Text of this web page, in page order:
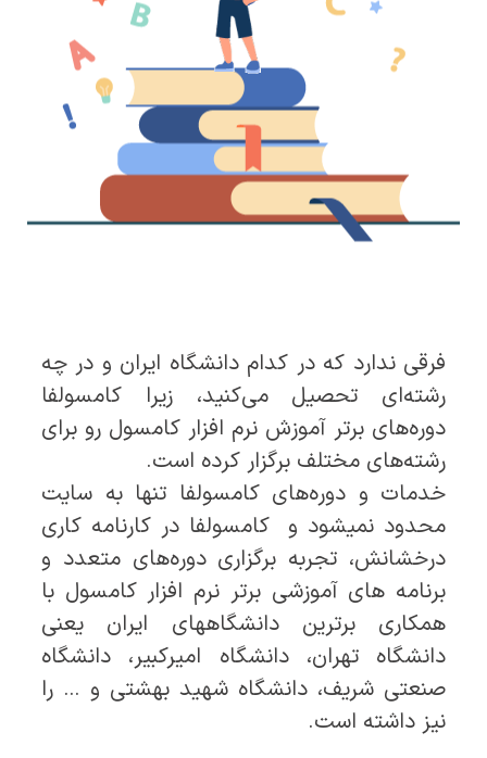
فرقی ندارد که در کدام دانشگاه ایران و در چه
رشته‌ای تحصیل می‌کنید، زیرا کامسولفا
دوره‌های برتر آموزش نرم افزار کامسول رو برای
رشته‌های مختلف برگزار کرده است.
خدمات و دوره‌های کامسولفا تنها به سایت
محدود نمیشود و کامسولفا در کارنامه کاری
درخشانش، تجربه برگزاری دوره‌های متعدد و
برنامه های آموزشی برتر نرم افزار کامسول با
همکاری برترین دانشگاههای ایران یعنی
دانشگاه تهران، دانشگاه امیرکبیر، دانشگاه
صنعتی شریف، دانشگاه شهید بهشتی و … را
نیز داشته است.